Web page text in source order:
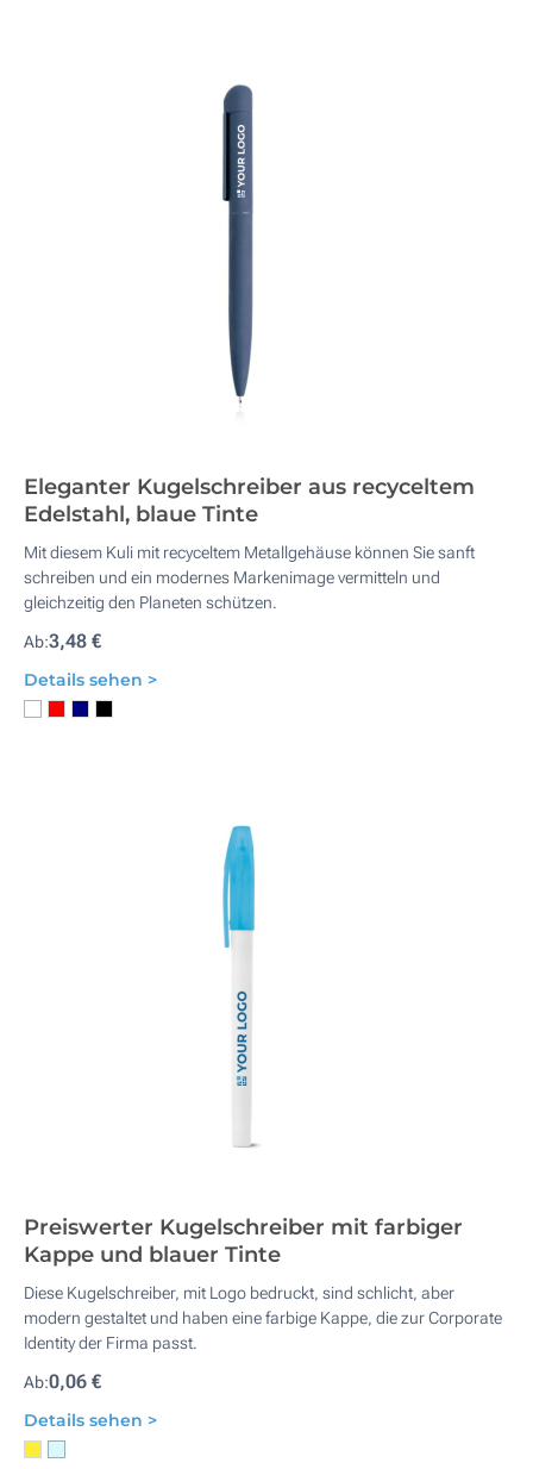
Eleganter Kugelschreiber aus recyceltem
Edelstahl, blaue Tinte
Mit diesem Kuli mit recyceltem Metallgehäuse können Sie sanft
schreiben und ein modernes Markenimage vermitteln und
gleichzeitig den Planeten schützen.
Ab:3,48 €
Details sehen >
Preiswerter Kugelschreiber mit farbiger
Kappe und blauer Tinte
Diese Kugelschreiber, mit Logo bedruckt, sind schlicht, aber
modern gestaltet und haben eine farbige Kappe, die zur Corporate
Identity der Firma passt.
Ab:0,06 €
Details sehen >